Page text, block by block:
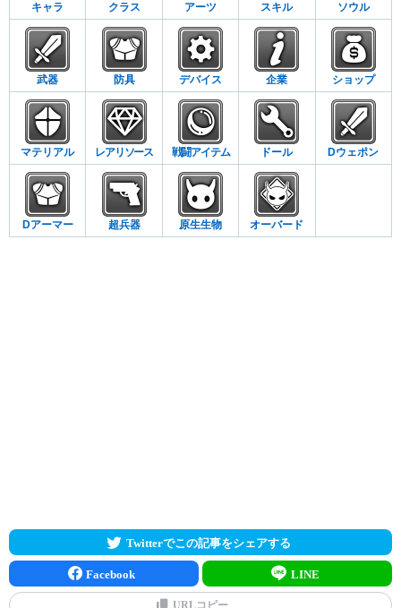
キャラ クラス アーツ スキル ソウル
武器 防具 デバイス 企業 ショップ
マテリアル レアリソース 戦闘アイテム ドール Dウェポン
Dアーマー 超兵器 原生生物 オーバード
Twitterでこの記事をシェアする
Facebook LINE
URLコピー